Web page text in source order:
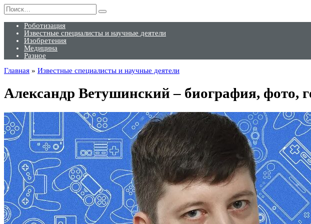
Перейти
к
содержанию
Search
for:
Роботизация
Известные специалисты и научные деятели
Изобретения
Медицина
Разное
Главная » Известные специалисты и научные деятели
Александр Ветушинский – биография, фото,